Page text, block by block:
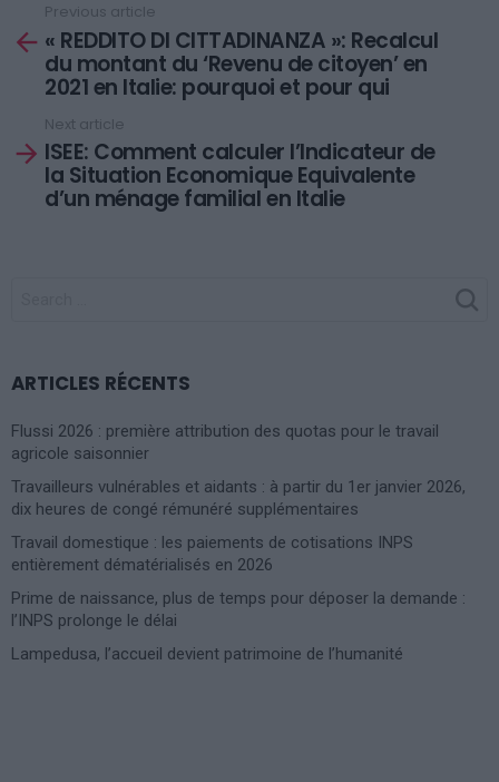
more
Previous article
« REDDITO DI CITTADINANZA »: Recalcul
du montant du ‘Revenu de citoyen’ en
2021 en Italie: pourquoi et pour qui
Next article
ISEE: Comment calculer l’Indicateur de
la Situation Economique Equivalente
d’un ménage familial en Italie
ARTICLES RÉCENTS
Flussi 2026 : première attribution des quotas pour le travail
agricole saisonnier
Travailleurs vulnérables et aidants : à partir du 1er janvier 2026,
dix heures de congé rémunéré supplémentaires
Travail domestique : les paiements de cotisations INPS
entièrement dématérialisés en 2026
Prime de naissance, plus de temps pour déposer la demande :
l’INPS prolonge le délai
Lampedusa, l’accueil devient patrimoine de l’humanité